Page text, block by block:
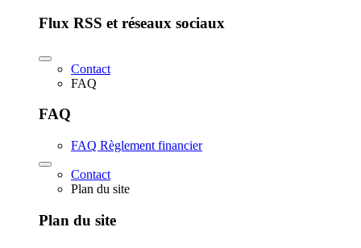
Flux RSS et réseaux sociaux
Contact
FAQ
FAQ
FAQ Règlement financier
Contact
Plan du site
Plan du site